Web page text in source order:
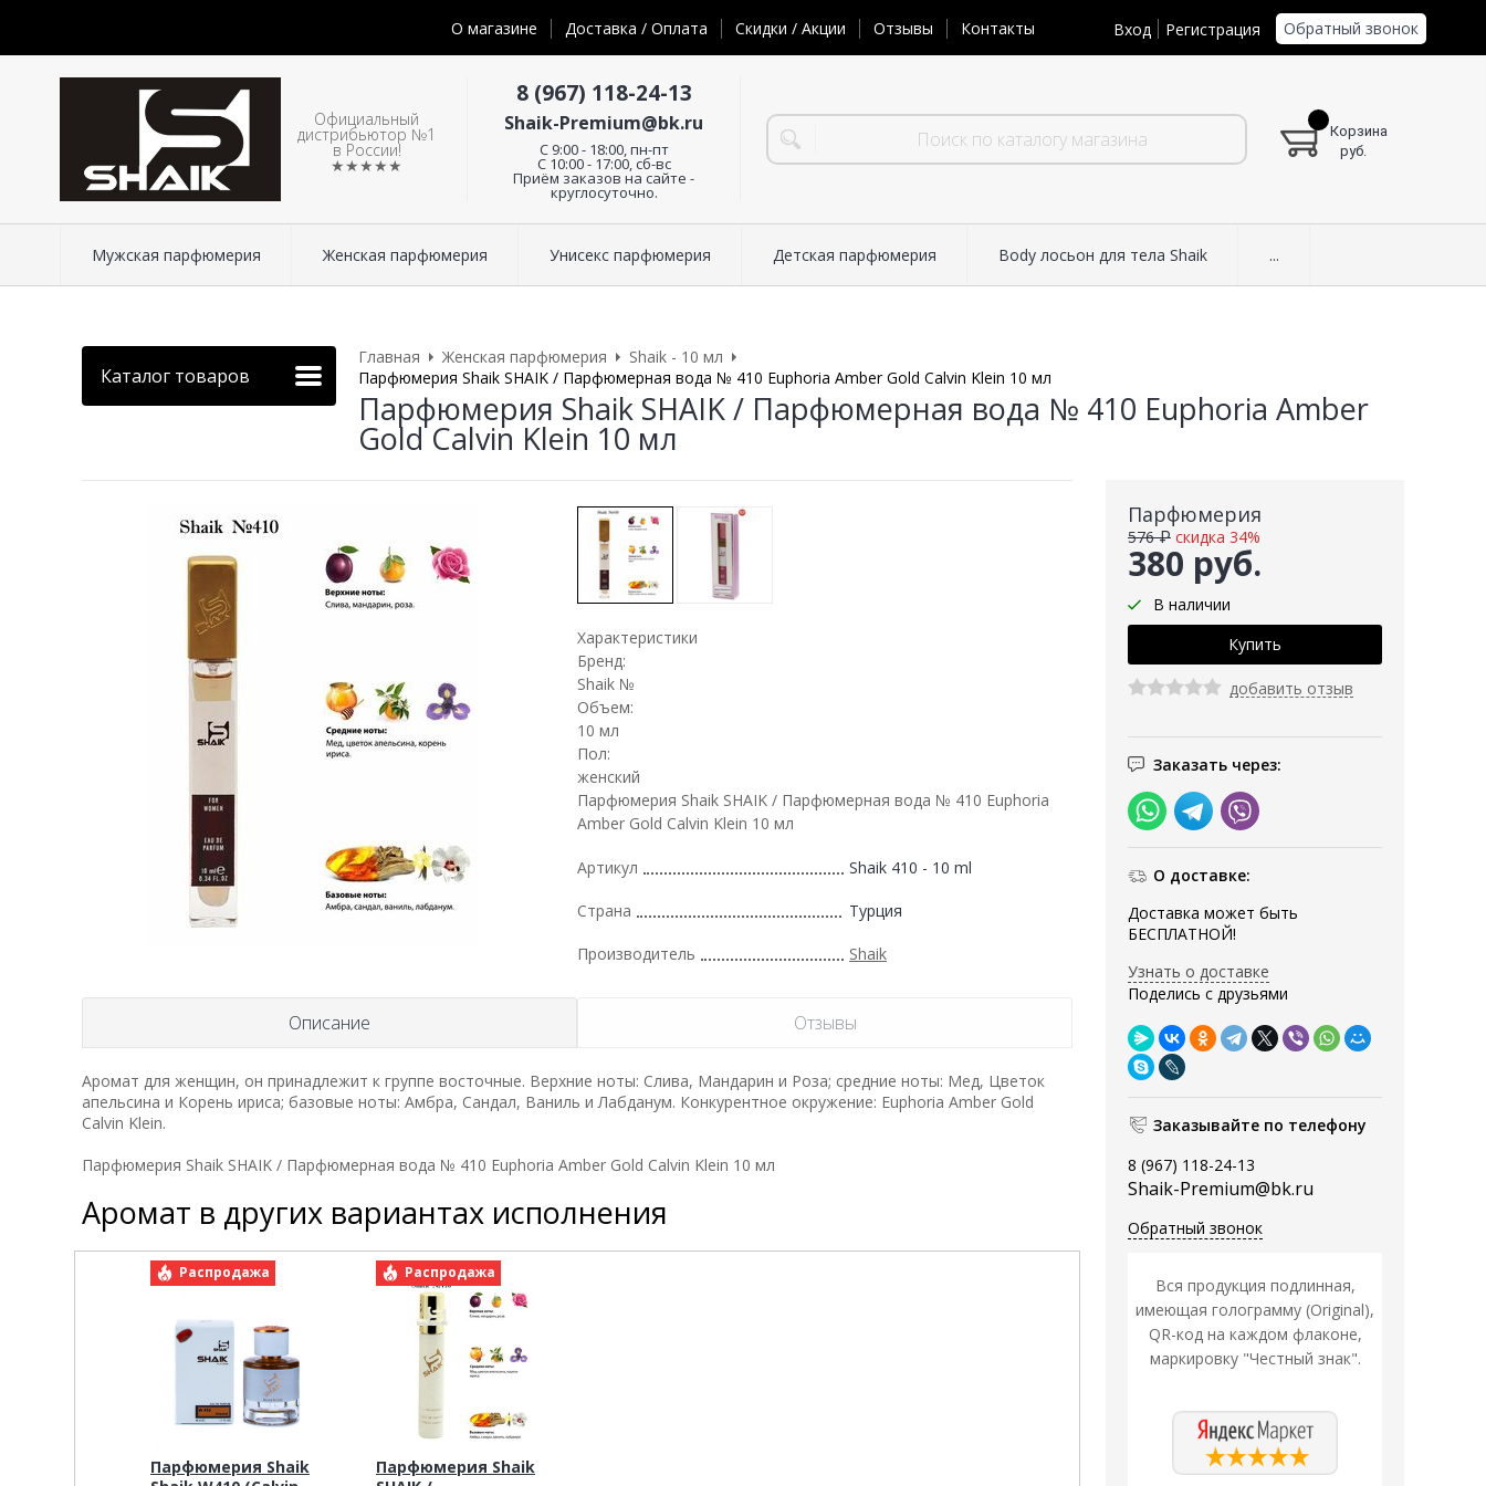
О магазине Доставка / Оплата Скидки / Акции Отзывы Контакты Вход Регистрация Обратный звонок
Официальный
дистрибьютор №1
в России!
★★★★★
8 (967) 118-24-13
Shaik-Premium@bk.ru
C 9:00 - 18:00, пн-пт
С 10:00 - 17:00, сб-вс
Приём заказов на сайте -
круглосуточно.
Корзина
руб.
Мужская парфюмерия Женская парфюмерия Унисекс парфюмерия Детская парфюмерия Body лосьон для тела Shaik ...
Каталог товаров
Главная Женская парфюмерия
Shaik - 10 мл
Парфюмерия Shaik SHAIK / Парфюмерная вода № 410 Euphoria Amber Gold Calvin Klein 10 мл
Парфюмерия Shaik SHAIK / Парфюмерная вода № 410 Euphoria Amber
Gold Calvin Klein 10 мл
Парфюмерия
380 руб.
576 ₽ скидка 34%
В наличии
добавить отзыв
Заказать через:
О доставке:
Доставка может быть
БЕСПЛАТНОЙ!
Узнать о доставке
Поделись с друзьями
Заказывайте по телефону
8 (967) 118-24-13
Shaik-Premium@bk.ru
Обратный звонок
Вся продукция подлинная,
имеющая голограмму (Original),
QR-код на каждом флаконе,
маркировку "Честный знак".
Характеристики
Бренд:
Shaik №
Объем:
10 мл
Пол:
женский
Парфюмерия Shaik SHAIK / Парфюмерная вода № 410 Euphoria
Amber Gold Calvin Klein 10 мл
Артикул Shaik 410 - 10 ml
Страна Турция
Производитель Shaik
Описание Отзывы
Аромат для женщин, он принадлежит к группе восточные. Верхние ноты: Слива, Мандарин и Роза; средние ноты: Мед, Цветок
апельсина и Корень ириса; базовые ноты: Амбра, Сандал, Ваниль и Лабданум. Конкурентное окружение: Euphoria Amber Gold
Calvin Klein.
Парфюмерия Shaik SHAIK / Парфюмерная вода № 410 Euphoria Amber Gold Calvin Klein 10 мл
Аромат в других вариантах исполнения
Распродажа
Парфюмерия Shaik
Распродажа
Парфюмерия Shaik